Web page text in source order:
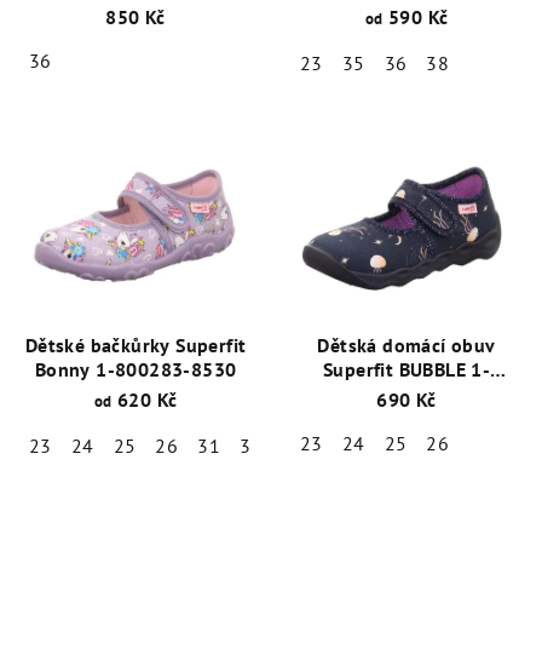
850 Kč
36
od 590 Kč
23
35 36 38
Dětské bačkůrky Superfit
Bonny 1-800283-8530
od 620 Kč
23
24 25 26 31 32 33 34 35 36
Dětská domácí obuv
Superfit BUBBLE 1-
006272-8030 Tmavě
690 Kč
23
24 25 26